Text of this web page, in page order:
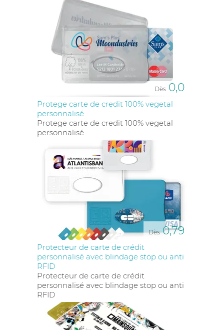
Dès 0,0
Protege carte de credit 100% vegetal
personnalisé
Protege carte de credit 100% vegetal
personnalisé
Dès 0,79
Protecteur de carte de crédit
personnalisé avec blindage stop ou anti
RFID
Protecteur de carte de crédit
personnalisé avec blindage stop ou anti
RFID